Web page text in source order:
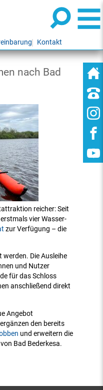
Kontakt
nach Bad
reicher: Seit
vier Wasser-
zur Verfügung – die
werden. Die Ausleihe
und Nutzer
für das Schloss
anschließend direkt
Angebot
den bereits
und erweitern die
Bad Bederkesa.